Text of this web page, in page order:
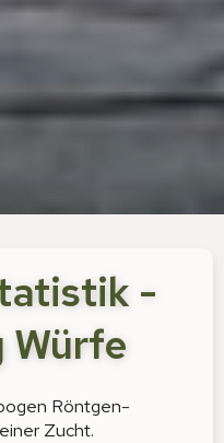
-
Würfe
Röntgen-
Zucht.